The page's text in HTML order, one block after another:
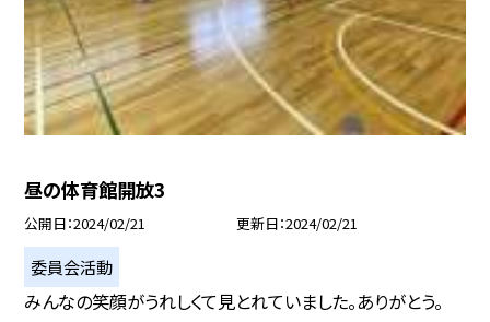
昼の体育館開放3
公開日 2024/02/21 更新日 2024/02/21
委員会活動
みんなの笑顔がうれしくて見とれていました。ありがとう。